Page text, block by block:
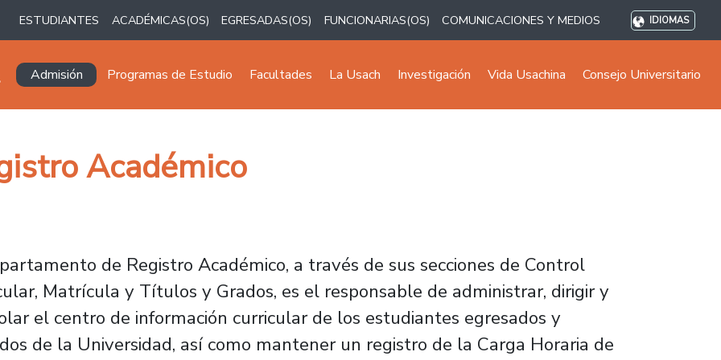
ESTUDIANTES ACADÉMICAS(OS) EGRESADAS(OS) FUNCIONARIAS(OS) COMUNICACIONES Y MEDIOS IDIOMAS
Navegación principal
Admisión Programas de Estudio Facultades La Usach Investigación Vida Usachina Consejo Universitario
Académico
de Registro Académico, a través de sus secciones de Control
Matrícula y Títulos y Grados, es el responsable de administrar, dirigir y
el centro de información curricular de los estudiantes egresados y
de la Universidad, así como mantener un registro de la Carga Horaria de